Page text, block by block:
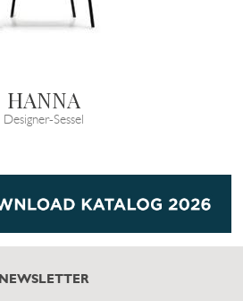
HANNA
Designer-Sessel
NEWSLETTER